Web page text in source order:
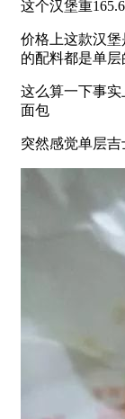
这个汉堡重
价格上这款汉
的配料都是单层
这么算一下事
面包
突然感觉单层